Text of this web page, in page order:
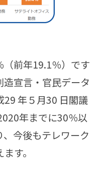
前年19.1％）です
宣言・官民データ
29 年５月30 日閣議
年までに30％以
今後もテレワーク
す。